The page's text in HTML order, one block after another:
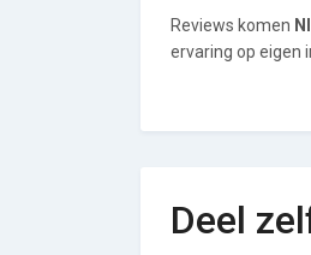
Reviews komen
ervaring op eigen
Deel